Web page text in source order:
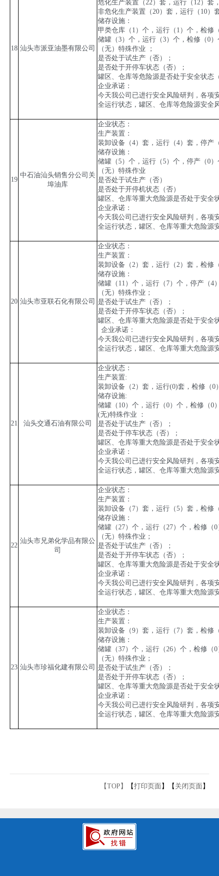
18 汕头市派亚油墨有限公司
危化生产装置（22）套，运行（ 12）套
非危化生产装置（20）套，运行（ 10）
储存设施：
甲类仓库（ 1 ）个，运行（ 1 ）个，检修
储罐（3）个，运行（3）个，检修（0
（无）特殊作业 ；
是否处于试生产（否）；
是否处于开停车状态（否）；
罐区、仓库等危险源是否处于安全状态
企业承诺：
今天我公司已进行安全风险研判，各项
全运行状态，罐区、仓库等危险源安全
19
中石油汕头销售分公司关
埠油库
企业状态：
生产装置：
装卸设备（4）套，运行（4）套，停产
储存设施：
储罐（5）个，运行（5）个，停产（0
（无）特殊作业
是否处于试生产（否）
是否处于开停机状态（否）
罐区、仓库等重大危险源是否处于安全
企业承诺：
今天我公司已进行安全风险研判，各项
全运行状态，罐区、仓库等重大危险源
20 汕头市亚联石化有限公司
企业状态：
生产装置：
装卸设备（2）套，运行（2）套，检修
储存设施：
储罐（ 11 ）个，运行（ 7）个，停产（4
（无）特殊作业；
是否处于试生产（否）；
是否处于开停车状态（否）；
罐区、仓库等重大危险源是否处于安全
企业承诺：
今天我公司已进行安全风险研判，各项
全运行状态，罐区、仓库等重大危险源
21 汕头交通石油有限公司
企业状态：
生产装置:
装卸设备（2）套，运行(0)套，检修（0
储存设施:
储罐（ 10）个，运行（0）个，检修（0
(无)特殊作业 ：
是否处于试生产（否）；
是否处于停车状态（否）；
罐区、仓库等重大危险源是否处于安全
企业承诺：
今天我公司已进行安全风险研判，各项
全运行状态，罐区、仓库等重大危险源
22
汕头市兄弟化学品有限公
司
企业状态：
生产装置：
装卸设备（ 7）套，运行（5）套，检修
储存设施：
储罐（27）个，运行（27）个，检修（0
（无）特殊作业；
是否处于试生产（否）；
是否处于开停车状态（否）；
罐区、仓库等重大危险源是否处于安全
企业承诺：
今天我公司已进行安全风险研判，各项
全运行状态，罐区、仓库等重大危险源
23 汕头市珍福化建有限公司
企业状态：
生产装置：
装卸设备（9）套，运行（ 7）套，检修
储存设施：
储罐（37）个，运行（26）个，检修（0
（无）特殊作业；
是否处于试生产（否）；
是否处于开停车状态（否）；
罐区、仓库等重大危险源是否处于安全
企业承诺：
今天我公司已进行安全风险研判，各项
全运行状态，罐区、仓库等重大危险源
【TOP】 【打印页面 】【 关闭页面 】